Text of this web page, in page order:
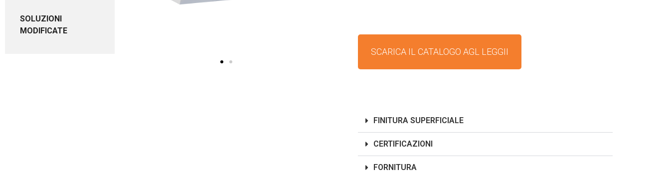
SOLUZIONI
MODIFICATE
SCARICA IL CATALOGO AGL LEGGII
FINITURA SUPERFICIALE
CERTIFICAZIONI
FORNITURA